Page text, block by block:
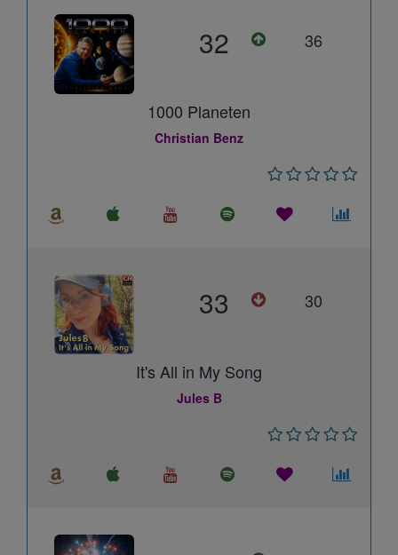
32 36
1000 Planeten
Christian Benz
33 30
It's All in My Song
Jules B